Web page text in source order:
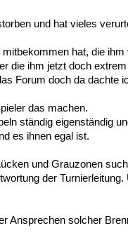
und hat vieles
hat, die
die ihm jetzt doch
Forum doch da dachte
das machen.
ständig eigenständig
es ihnen egal ist.
und Grauzonen
der
Ansprechen solcher